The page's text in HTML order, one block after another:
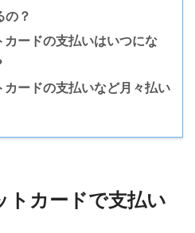
の？
カードの支払いはいつにな
カードの支払いなど月々払い
トカードで支払い